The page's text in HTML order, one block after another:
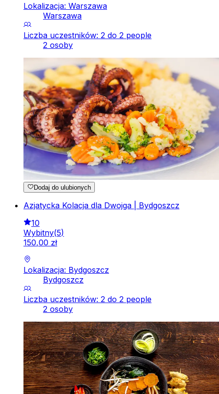
Lokalizacja: Warszawa
Warszawa
Liczba uczestników: 2 do 2 people
2 osoby
Dodaj do ulubionych
Azjatycka Kolacja dla Dwojga | Bydgoszcz
10
Wybitny(5)
150,00 zł
Lokalizacja: Bydgoszcz
Bydgoszcz
Liczba uczestników: 2 do 2 people
2 osoby